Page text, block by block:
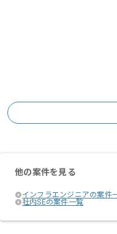
他の案件を見る
インフラエンジニアの案件
社内SEの案件一覧